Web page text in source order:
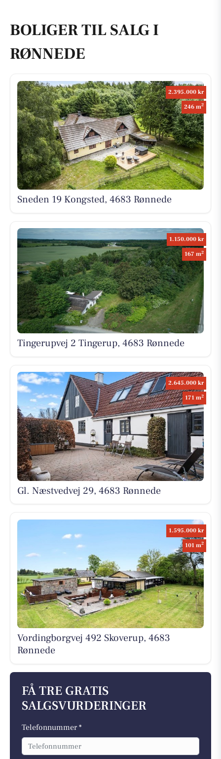
BOLIGER TIL SALG I
RØNNEDE
2.395.000 kr
246 m2
Sneden 19 Kongsted, 4683 Rønnede
1.150.000 kr
167 m2
Tingerupvej 2 Tingerup, 4683 Rønnede
2.645.000 kr
171 m2
Gl. Næstvedvej 29, 4683 Rønnede
1.595.000 kr
101 m2
Vordingborgvej 492 Skoverup, 4683
Rønnede
FÅ TRE GRATIS
SALGSVURDERINGER
Telefonnummer *